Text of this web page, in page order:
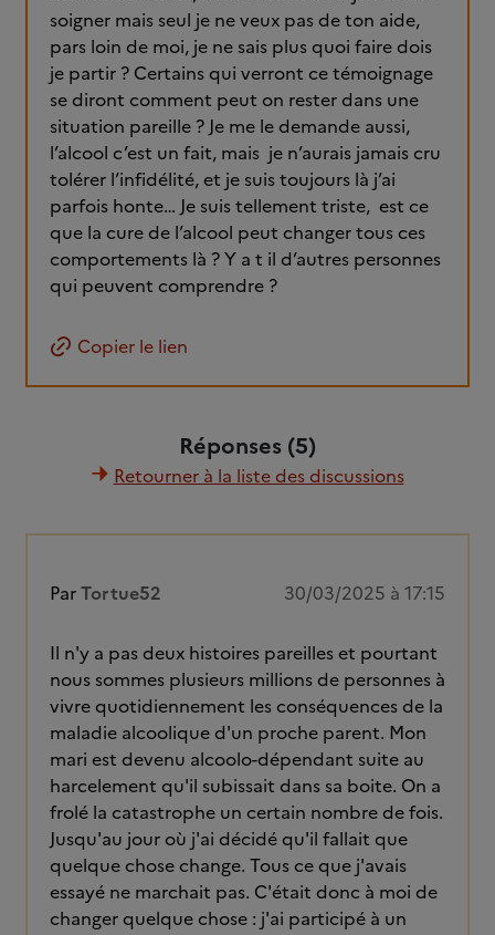
soigner mais seul je ne veux pas de ton aide,
pars loin de moi, je ne sais plus quoi faire dois
je partir ? Certains qui verront ce témoignage
se diront comment peut on rester dans une
situation pareille ? Je me le demande aussi,
l’alcool c’est un fait, mais je n’aurais jamais cru
tolérer l’infidélité, et je suis toujours là j’ai
parfois honte… Je suis tellement triste, est ce
que la cure de l’alcool peut changer tous ces
comportements là ? Y a t il d’autres personnes
qui peuvent comprendre ?
Copier le lien
Réponses (5)
Retourner à la liste des discussions
ParTortue52 30/03/2025 à 17:15
Il n'y a pas deux histoires pareilles et pourtant
nous sommes plusieurs millions de personnes à
vivre quotidiennement les conséquences de la
maladie alcoolique d'un proche parent. Mon
mari est devenu alcoolo-dépendant suite au
harcelement qu'il subissait dans sa boite. On a
frolé la catastrophe un certain nombre de fois.
Jusqu'au jour où j'ai décidé qu'il fallait que
quelque chose change. Tous ce que j'avais
essayé ne marchait pas. C'était donc à moi de
changer quelque chose : j'ai participé à un